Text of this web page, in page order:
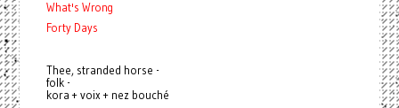
What's Wrong
Forty Days
Thee, stranded horse -
folk -
kora + voix + nez bouché